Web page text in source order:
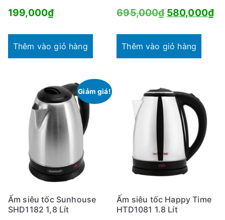
199,000₫
Thêm vào giỏ hàng
695,000₫ Giá
là:
580,000₫
Thêm vào giỏ hàng
Giảm giá!
Ấm siêu tốc Sunhouse
SHD1182 1,8 Lít
Ấm siêu tốc Happy Time
HTD1081 1.8 Lít